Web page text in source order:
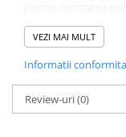
principiile de
deliberat utilizarea
vitamina K3
COMPOZITIE:
pasare), derivate de
(inclusiv 0.3% ulei
VEZI MAI MULT
Informatii
Review-uri(0)